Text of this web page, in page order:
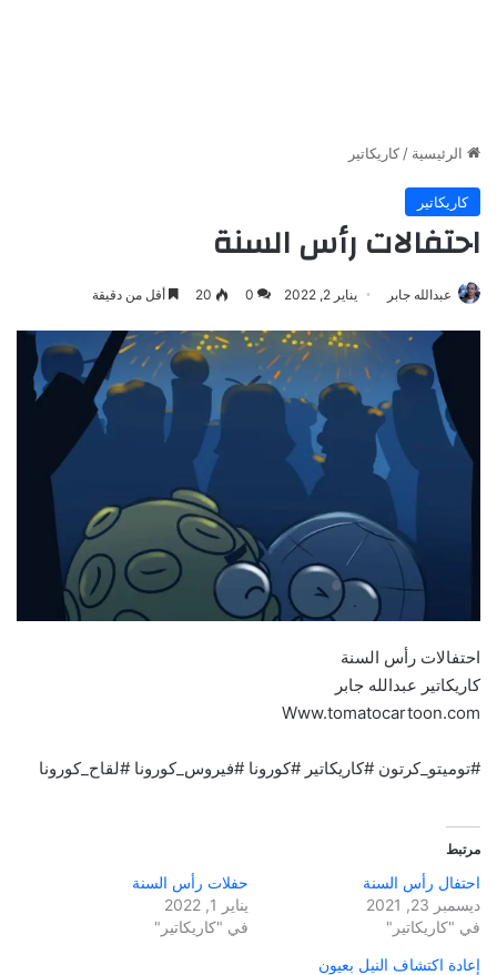
الرئيسية / كاريكاتير
كاريكاتير
احتفالات رأس السنة
عبدالله جابر يناير 2, 2022 0
20 أقل من دقيقة
احتفالات رأس السنة
كاريكاتير عبدالله جابر
Www.tomatocartoon.com
#توميتو_كرتون #كاريكاتير #كورونا #فيروس_كورونا #لقاح_كورونا
مرتبط
احتفال رأس السنة
ديسمبر 23, 2021
في "كاريكاتير"
حفلات رأس السنة
يناير 1, 2022
في "كاريكاتير"
إعادة اكتشاف النيل بعيون